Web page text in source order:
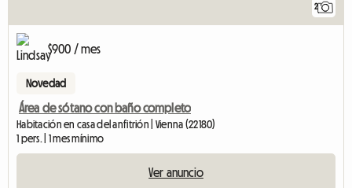
2
$900 / mes
Novedad
Área de sótano con baño completo
Habitación en casa del anfitrión | Vienna (22180)
1 pers. | 1 mes mínimo
Ver anuncio